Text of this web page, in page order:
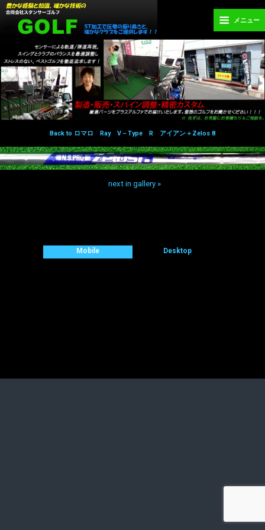
メニュー
Back to ロマロ Ray V－Type R アイアン＋Zelos 8
next in gallery »
Mobile Desktop